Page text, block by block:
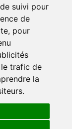
suivi pour
de
pour
trafic de
la
🍪